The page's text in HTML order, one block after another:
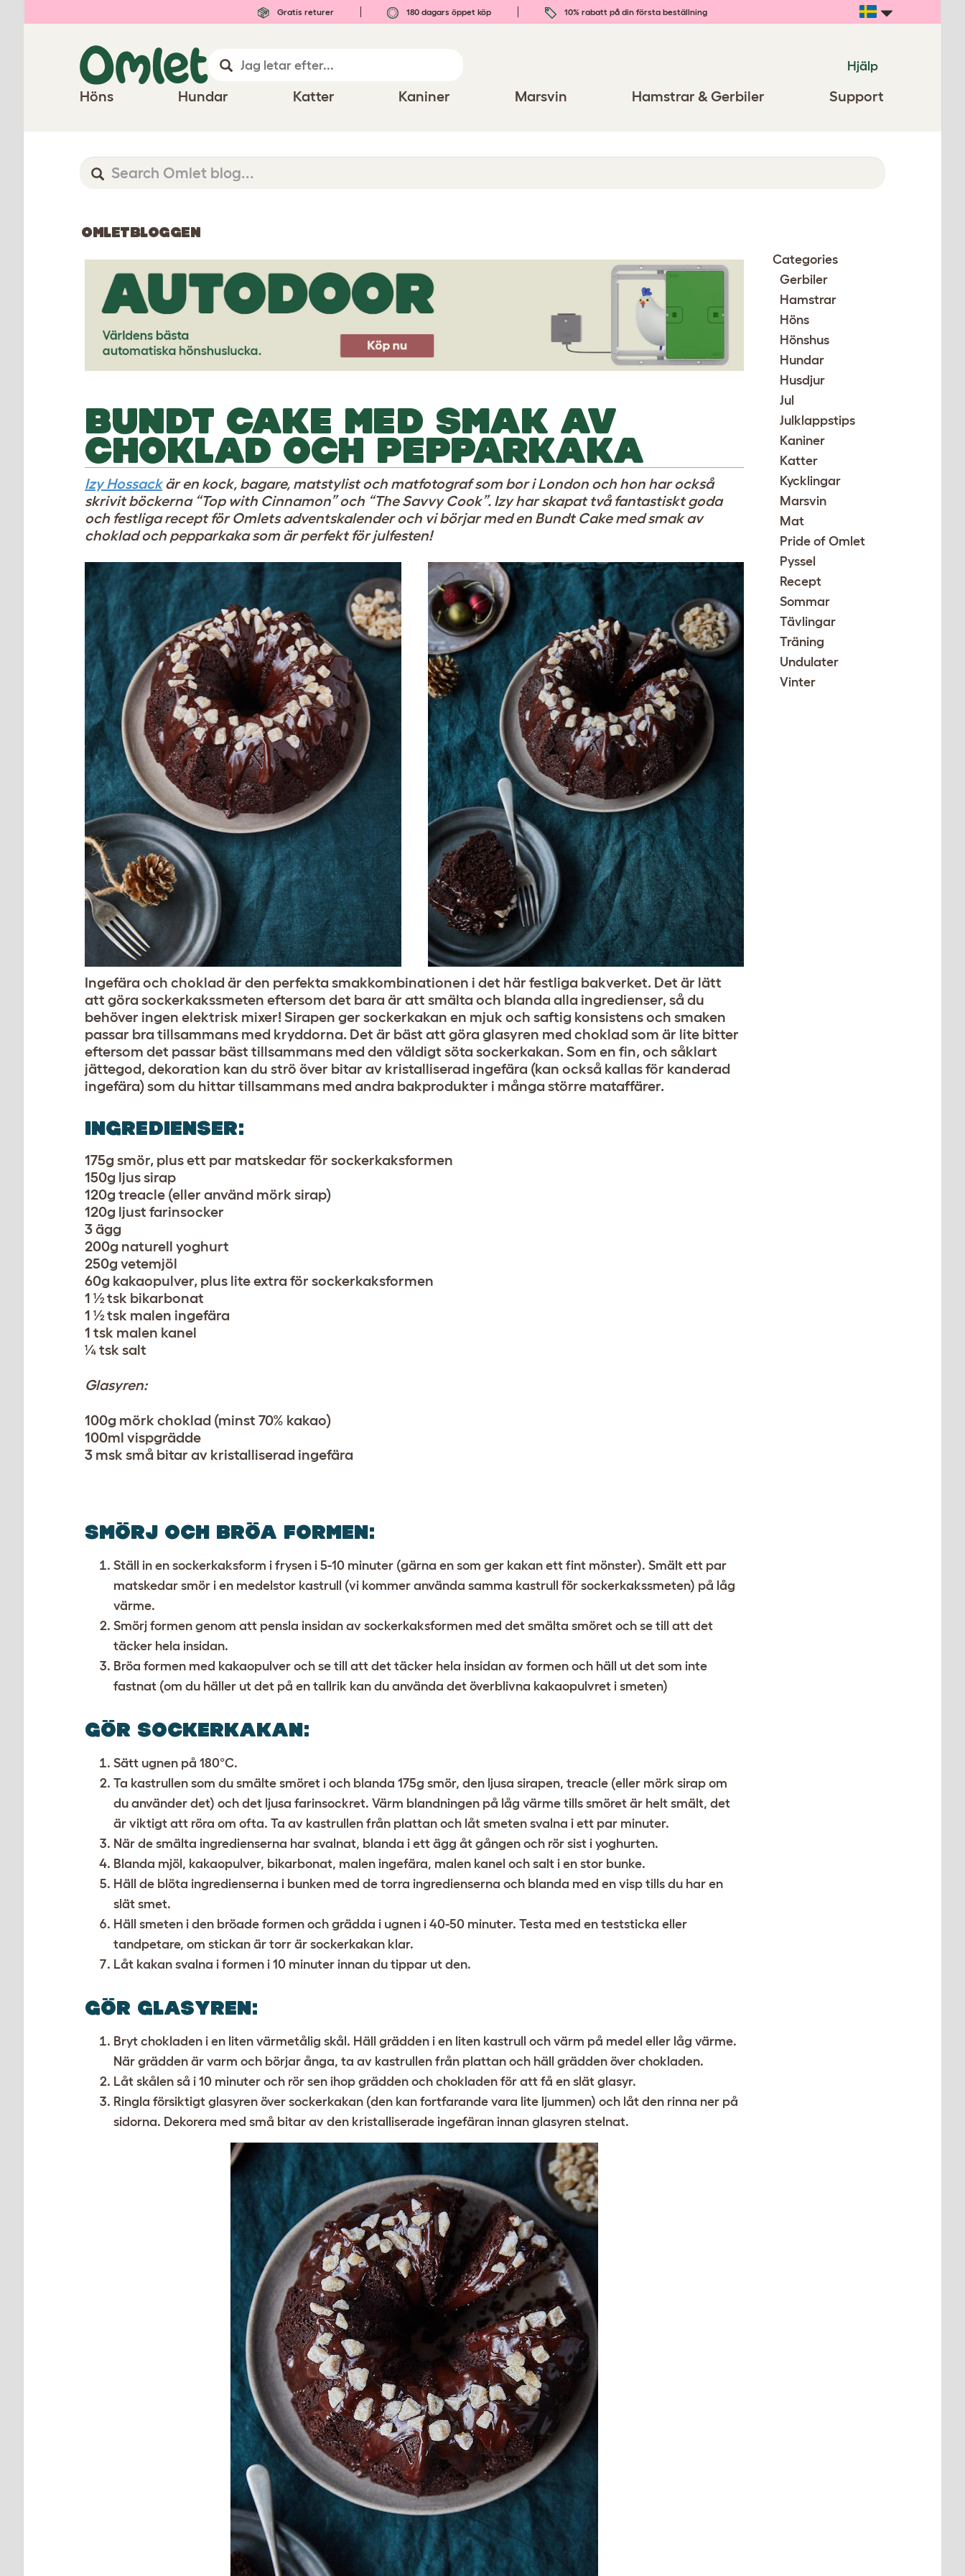
Gratis returer 180 dagars öppet köp 10% rabatt på din första beställning
Hjälp
Höns Hundar Katter Kaniner Marsvin Hamstrar & Gerbiler Support
OMLETBLOGGEN
BUNDT CAKE MED SMAK AV
CHOKLAD OCH PEPPARKAKA
Izy Hossackär en kock, bagare, matstylist och matfotograf som bor i London och hon har också
skrivit böckerna “Top with Cinnamon” och “The Savvy Cook”. Izy har skapat två fantastiskt goda
och festliga recept för Omlets adventskalender och vi börjar med en Bundt Cake med smak av
choklad och pepparkaka som är perfekt för julfesten!
Ingefära och choklad är den perfekta smakkombinationen i det här festliga bakverket. Det är lätt
att göra sockerkakssmeten eftersom det bara är att smälta och blanda alla ingredienser, så du
behöver ingen elektrisk mixer! Sirapen ger sockerkakan en mjuk och saftig konsistens och smaken
passar bra tillsammans med kryddorna. Det är bäst att göra glasyren med choklad som är lite bitter
eftersom det passar bäst tillsammans med den väldigt söta sockerkakan. Som en fin, och såklart
jättegod, dekoration kan du strö över bitar av kristalliserad ingefära (kan också kallas för kanderad
ingefära) som du hittar tillsammans med andra bakprodukter i många större mataffärer.
INGREDIENSER:
175g smör, plus ett par matskedar för sockerkaksformen
150g ljus sirap
120g treacle (eller använd mörk sirap)
120g ljust farinsocker
3 ägg
200g naturell yoghurt
250g vetemjöl
60g kakaopulver, plus lite extra för sockerkaksformen
1 ½ tsk bikarbonat
1 ½ tsk malen ingefära
1 tsk malen kanel
¼ tsk salt
Glasyren:
100g mörk choklad (minst 70% kakao)
100ml vispgrädde
3 msk små bitar av kristalliserad ingefära
SMÖRJ OCH BRÖA FORMEN:
Ställ in en sockerkaksform i frysen i 5-10 minuter (gärna en som ger kakan ett fint mönster). Smält ett par
matskedar smör i en medelstor kastrull (vi kommer använda samma kastrull för sockerkakssmeten) på låg
värme.
Smörj formen genom att pensla insidan av sockerkaksformen med det smälta smöret och se till att det
täcker hela insidan.
Bröa formen med kakaopulver och se till att det täcker hela insidan av formen och häll ut det som inte
fastnat (om du häller ut det på en tallrik kan du använda det överblivna kakaopulvret i smeten)
GÖR SOCKERKAKAN:
Sätt ugnen på 180°C.
Ta kastrullen som du smälte smöret i och blanda 175g smör, den ljusa sirapen, treacle (eller mörk sirap om
du använder det) och det ljusa farinsockret. Värm blandningen på låg värme tills smöret är helt smält, det
är viktigt att röra om ofta. Ta av kastrullen från plattan och låt smeten svalna i ett par minuter.
När de smälta ingredienserna har svalnat, blanda i ett ägg åt gången och rör sist i yoghurten.
Blanda mjöl, kakaopulver, bikarbonat, malen ingefära, malen kanel och salt i en stor bunke.
Häll de blöta ingredienserna i bunken med de torra ingredienserna och blanda med en visp tills du har en
slät smet.
Häll smeten i den bröade formen och grädda i ugnen i 40-50 minuter. Testa med en teststicka eller
tandpetare, om stickan är torr är sockerkakan klar.
Låt kakan svalna i formen i 10 minuter innan du tippar ut den.
GÖR GLASYREN:
Bryt chokladen i en liten värmetålig skål. Häll grädden i en liten kastrull och värm på medel eller låg värme.
När grädden är varm och börjar ånga, ta av kastrullen från plattan och häll grädden över chokladen.
Låt skålen så i 10 minuter och rör sen ihop grädden och chokladen för att få en slät glasyr.
Ringla försiktigt glasyren över sockerkakan (den kan fortfarande vara lite ljummen) och låt den rinna ner på
sidorna. Dekorera med små bitar av den kristalliserade ingefäran innan glasyren stelnat.
Categories
Gerbiler
Hamstrar
Höns
Hönshus
Hundar
Husdjur
Jul
Julklappstips
Kaniner
Katter
Kycklingar
Marsvin
Mat
Pride of Omlet
Pyssel
Recept
Sommar
Tävlingar
Träning
Undulater
Vinter